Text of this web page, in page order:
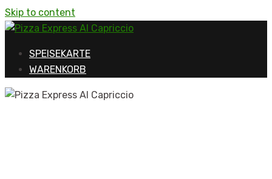
Skip to content
SPEISEKARTE
WARENKORB